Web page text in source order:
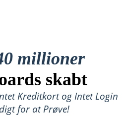
millioner
skabt
Kreditkort og Intet Login
for at Prøve!